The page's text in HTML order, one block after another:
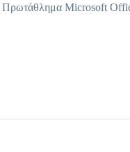
Πρωτάθλημα Microsoft